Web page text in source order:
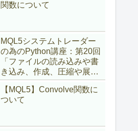
関数について
MQL5システムトレーダー
の為のPython講座：第20回
「ファイルの読み込みや書
き込み、作成、圧縮や展開
について」
【MQL5】Convolve関数に
ついて